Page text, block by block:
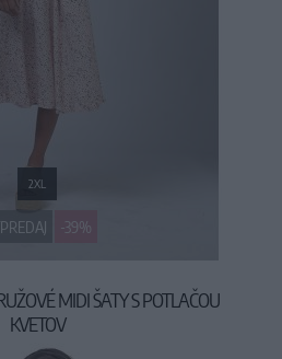
-39%
2XL
MIDI ŠATY S POTLAČOU
KVETOV
€39,90 €